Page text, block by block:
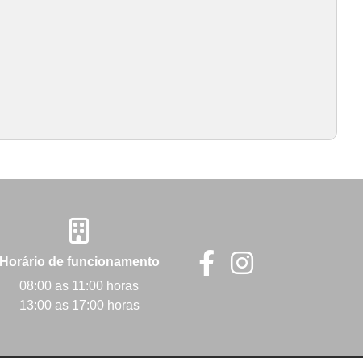
Horário de funcionamento
08:00 as 11:00 horas
13:00 as 17:00 horas